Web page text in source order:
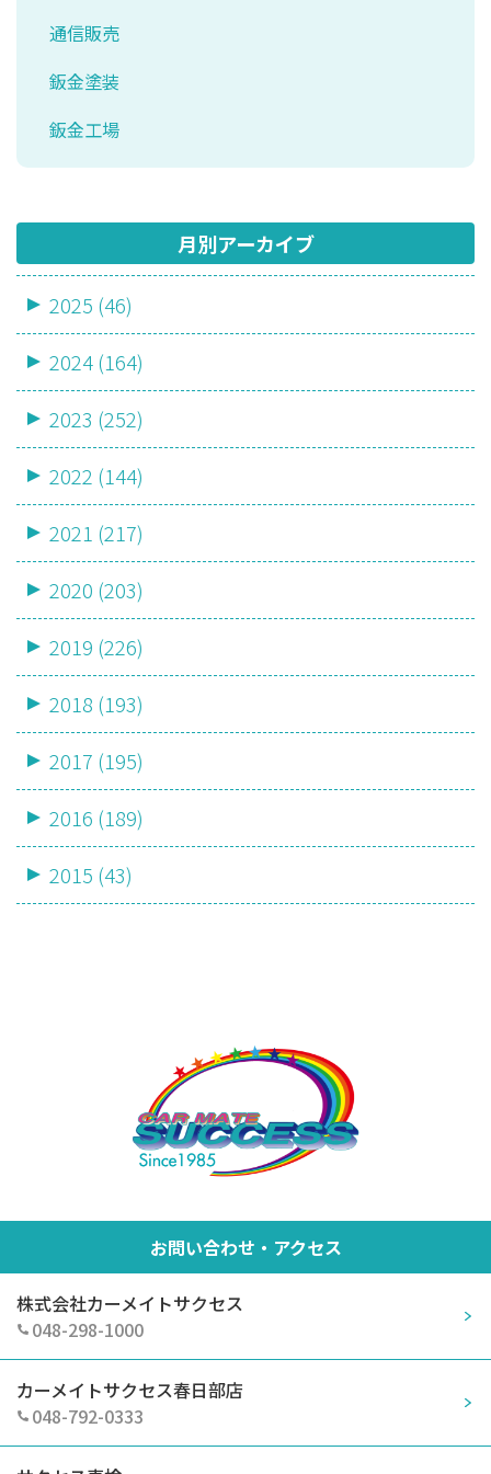
通信販売
鈑金塗装
鈑金工場
月別アーカイブ
2025 (46)
2024 (164)
2023 (252)
2022 (144)
2021 (217)
2020 (203)
2019 (226)
2018 (193)
2017 (195)
2016 (189)
2015 (43)
お問い合わせ・アクセス
株式会社カーメイトサクセス
048-298-1000
カーメイトサクセス春日部店
048-792-0333